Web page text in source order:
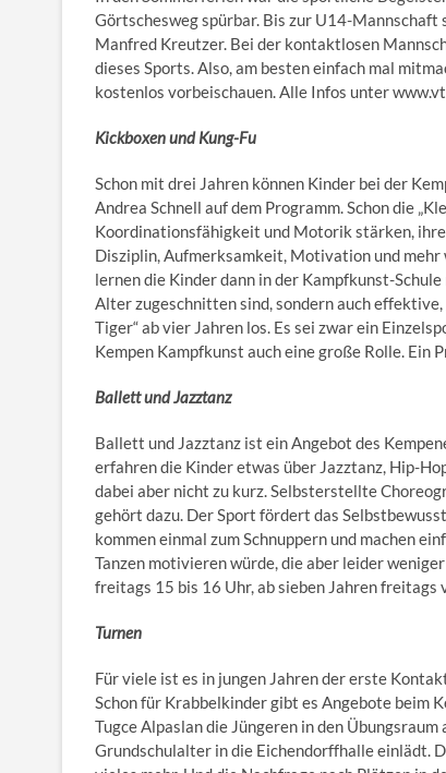
Görtschesweg spürbar. Bis zur U14-
Manfred Kreutzer. Bei der kontaktlosen
dieses Sports. Also, am besten einfach mal
kostenlos vorbeischauen. Alle Infos unter
Kickboxen und Kung-Fu
Schon mit drei Jahren können Kinder bei der
Andrea Schnell auf dem Programm. Schon die
Koordinationsfähigkeit und Motorik stärken,
Disziplin, Aufmerksamkeit, Motivation und
lernen die Kinder dann in der Kampfkunst-
Alter zugeschnitten sind, sondern auch
Tiger“ ab vier Jahren los. Es sei zwar ein
Kempen Kampfkunst auch eine große Rolle.
Ballett und Jazztanz
Ballett und Jazztanz ist ein Angebot des
erfahren die Kinder etwas über Jazztanz, Hip-
dabei aber nicht zu kurz. Selbsterstellte
gehört dazu. Der Sport fördert das
kommen einmal zum Schnuppern und machen
Tanzen motivieren würde, die aber leider
freitags 15 bis 16 Uhr, ab sieben Jahren
Turnen
Für viele ist es in jungen Jahren der erste
Schon für Krabbelkinder gibt es Angebote beim
Tugce Alpaslan die Jüngeren in den
Grundschulalter in die Eichendorffhalle einlädt.